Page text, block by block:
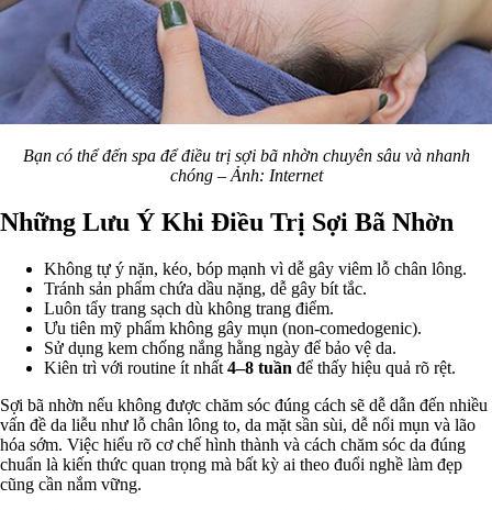
Bạn có thể đến spa để điều trị sợi bã nhờn chuyên sâu và nhanh
chóng – Ảnh: Internet
Những Lưu Ý Khi Điều Trị Sợi Bã Nhờn
Không tự ý nặn, kéo, bóp mạnh vì dễ gây viêm lỗ chân lông.
Tránh sản phẩm chứa dầu nặng, dễ gây bít tắc.
Luôn tẩy trang sạch dù không trang điểm.
Ưu tiên mỹ phẩm không gây mụn (non-comedogenic).
Sử dụng kem chống nắng hằng ngày để bảo vệ da.
Kiên trì với routine ít nhất 4–8 tuần để thấy hiệu quả rõ rệt.
Sợi bã nhờn nếu không được chăm sóc đúng cách sẽ dễ dẫn đến nhiều
vấn đề da liễu như lỗ chân lông to, da mặt sần sùi, dễ nổi mụn và lão
hóa sớm. Việc hiểu rõ cơ chế hình thành và cách chăm sóc da đúng
chuẩn là kiến thức quan trọng mà bất kỳ ai theo đuổi nghề làm đẹp
cũng cần nắm vững.